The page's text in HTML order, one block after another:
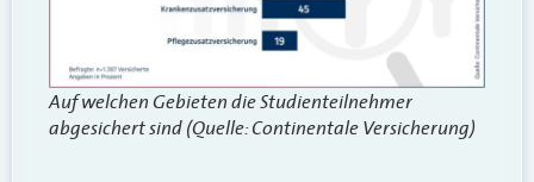
Auf welchen Gebieten die Studienteilnehmer
abgesichert sind (Quelle: Continentale Versicherung)